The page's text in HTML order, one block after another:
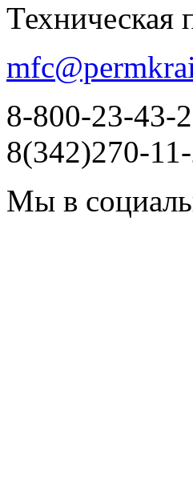
Техническая
8-800-23-43-
8(342)270-
Мы в